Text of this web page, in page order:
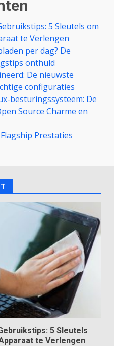
5 Sleutels om
te Verlengen
per dag? De
onthuld
De nieuwste
configuraties
besturingssysteem: De
Source Charme en
Prestaties
5 Sleutels
te Verlengen